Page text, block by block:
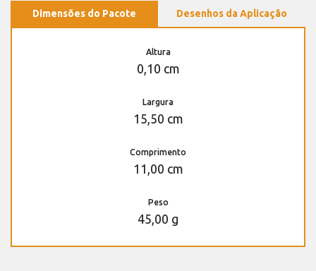
Dimensões do Pacote Desenhos da Aplicação
Altura
0,10 cm
Largura
15,50 cm
Comprimento
11,00 cm
Peso
45,00 g